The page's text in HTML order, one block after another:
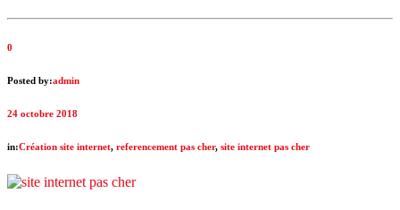
0
Posted by:admin
24 octobre 2018
in:Création site internet, referencement pas cher, site internet pas cher